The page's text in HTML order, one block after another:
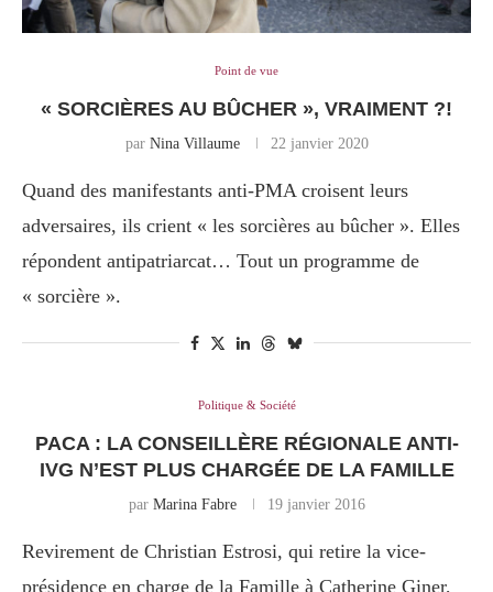
Point de vue
« SORCIÈRES AU BÛCHER », VRAIMENT ?!
par Nina Villaume 22 janvier 2020
Quand des manifestants anti-PMA croisent leurs
adversaires, ils crient « les sorcières au bûcher ». Elles
répondent antipatriarcat… Tout un programme de
« sorcière ».
Politique & Société
PACA : LA CONSEILLÈRE RÉGIONALE ANTI-
IVG N’EST PLUS CHARGÉE DE LA FAMILLE
par Marina Fabre 19 janvier 2016
Revirement de Christian Estrosi, qui retire la vice-
présidence en charge de la Famille à Catherine Giner,